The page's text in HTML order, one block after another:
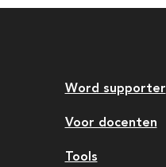
Word supporter
Voor docenten
Tools